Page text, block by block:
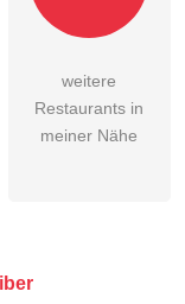
genommen.
weitere
Restaurants in
meiner Nähe